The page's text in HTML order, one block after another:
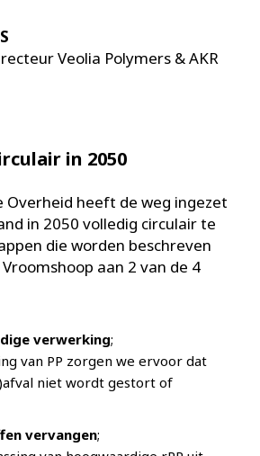
Veolia Polymers & AKR
in 2050
Overheid heeft de weg ingezet
in 2050 volledig circulair te
die worden beschreven
aan 2 van de 4
verwerking;
van PP zorgen we ervoor dat
niet wordt gestort of
vervangen;